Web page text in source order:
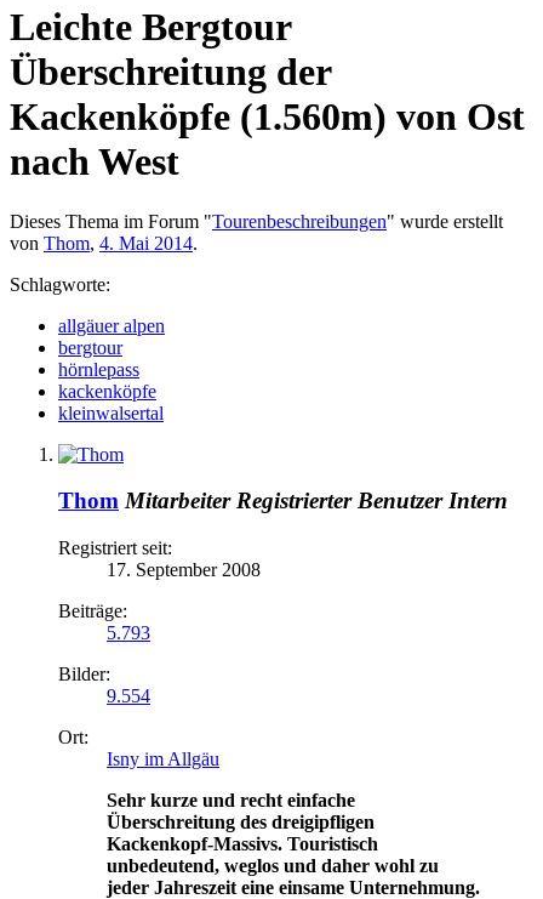
Leichte Bergtour
Überschreitung der
Kackenköpfe (1.560m) von Ost
nach West
Dieses Thema im Forum "Tourenbeschreibungen" wurde erstellt
von Thom, 4. Mai 2014.
Schlagworte:
allgäuer alpen
bergtour
hörnlepass
kackenköpfe
kleinwalsertal
Thom Mitarbeiter Registrierter Benutzer Intern
Registriert seit:
17. September 2008
Beiträge:
5.793
Bilder:
9.554
Ort:
Isny im Allgäu
Sehr kurze und recht einfache
Überschreitung des dreigipfligen
Kackenkopf-Massivs. Touristisch
unbedeutend, weglos und daher wohl zu
jeder Jahreszeit eine einsame Unternehmung.